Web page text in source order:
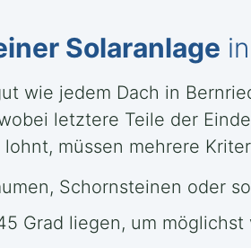
Solaranlage
wie jedem Dach in
letztere Teile der
müssen mehrere
Schornsteinen oder
Grad liegen, um